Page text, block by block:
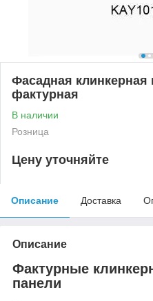
Фасадная клинкерная
фактурная
В наличии
Розница
Цену уточняйте
Описание Доставка
Описание
Фактурные
панели